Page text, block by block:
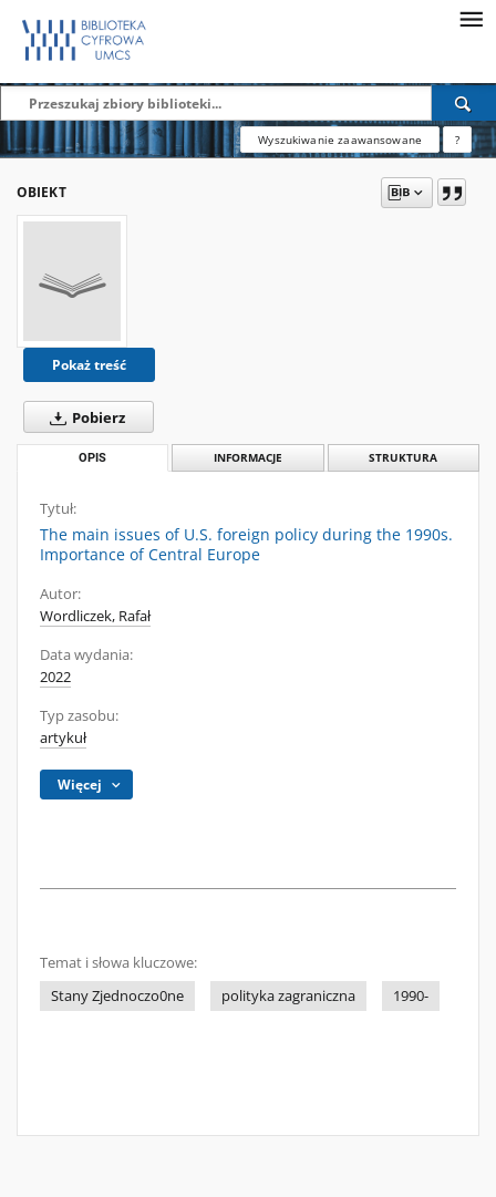
Wyszukiwanie zaawansowane ?
OBIEKT
Pokaż treść
Pobierz
OPIS INFORMACJE STRUKTURA
Tytuł:
The main issues of U.S. foreign policy during the 1990s.
Importance of Central Europe
Autor:
Wordliczek, Rafał
Data wydania:
2022
Typ zasobu:
artykuł
Więcej
Temat i słowa kluczowe:
Stany Zjednoczo0ne
polityka zagraniczna 1990-